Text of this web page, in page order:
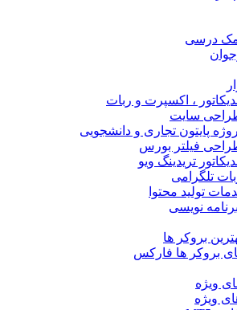
درسی
، اکسپرت و ربات
سایت
پایتون تجاری و دانشجویی
فیلتر بورس
تریدینگ ویو
تلگرامی
تولید محتوا
نویسی
بروکر ها
بروکر ها فارکس
ویژه
ویژه